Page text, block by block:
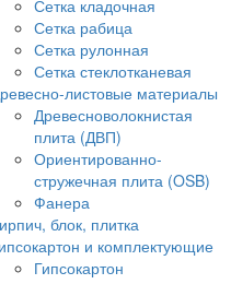
Сетка кладочная
Сетка рабица
Сетка рулонная
Сетка стеклотканевая
листовые материалы
Древесноволокнистая
плита (ДВП)
Ориентированно-
стружечная плита (OSB)
Фанера
блок, плитка
и комплектующие
Гипсокартон